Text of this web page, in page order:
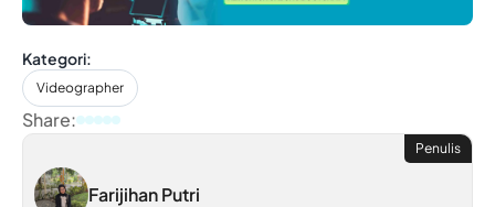
Kategori:
Videographer
Share:
Penulis
Farijihan Putri